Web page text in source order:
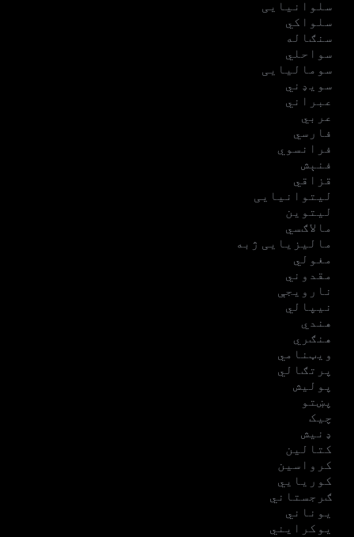
سلوانیایی
سلواکي
سنګاله
سواحلي
سومالیایی
سویډني
عبراني
عربي
فارسي
فرانسوي
فنېش
قزاقي
لیتوانیایی
لیتوین
مالاګسي
مالیزیایی ژبه
مغولي
مقدوني
نارویجې
نیپالي
هندي
هنګري
ویټنامي
پرتګالي
پولیش
پښتو
چیک
ډنیش
کتالین
کرواسین
کوریایي
ګرجستاني
یوناني
یوکرایني